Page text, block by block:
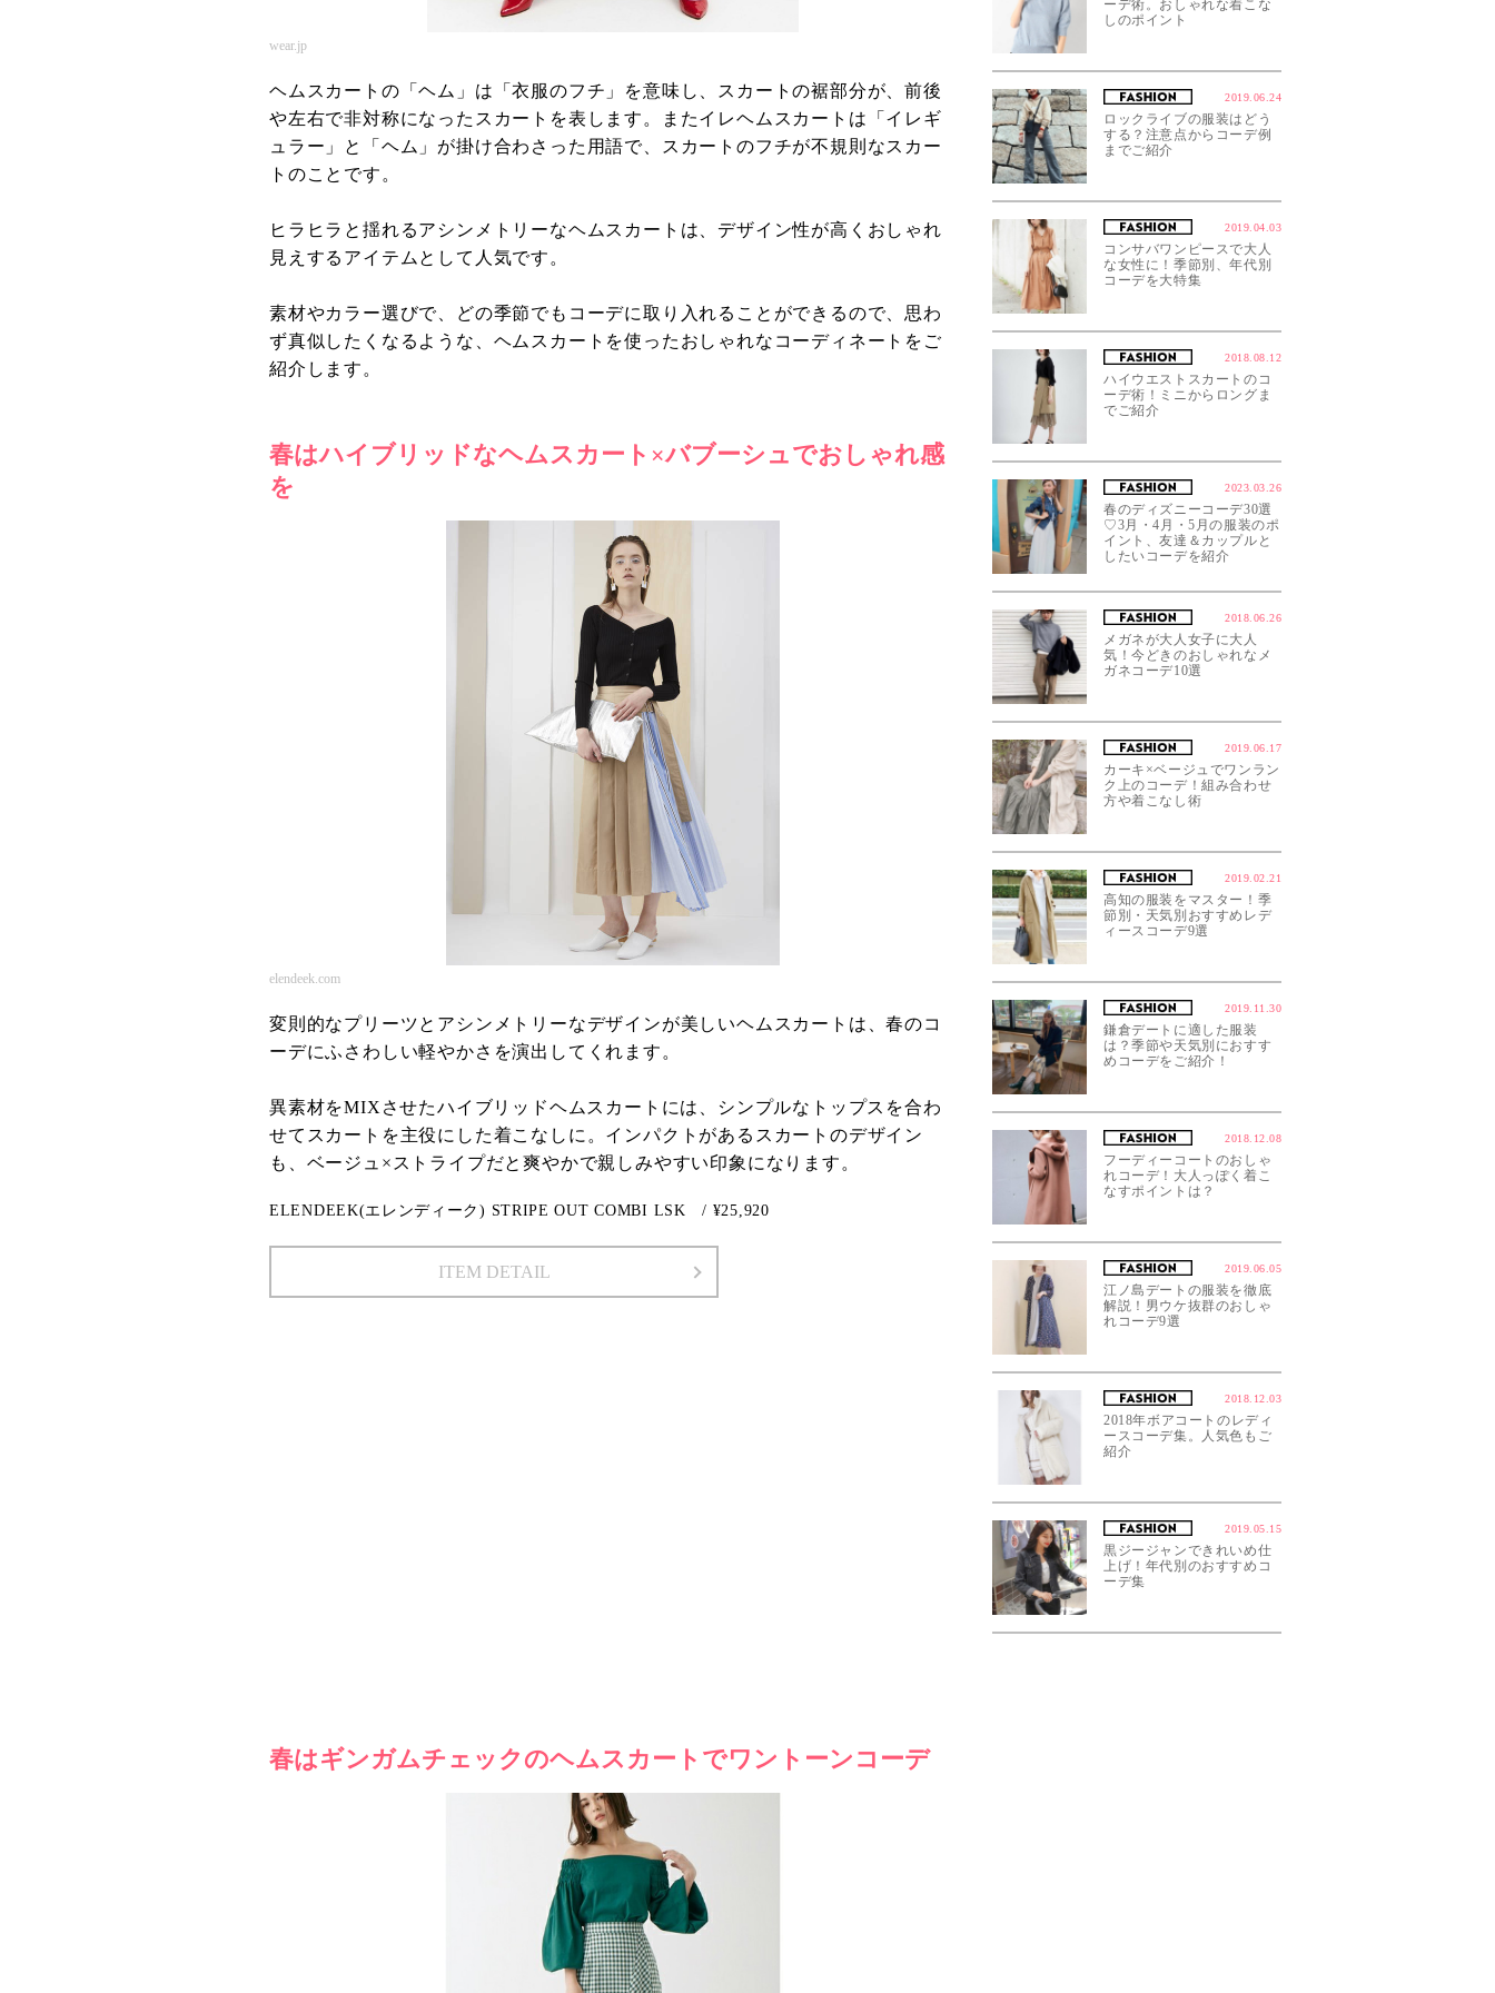
wear.jp
ヘムスカートの「ヘム」は「衣服のフチ」を意味し、スカートの裾部分が、前後
や左右で非対称になったスカートを表します。またイレヘムスカートは「イレギ
ュラー」と「ヘム」が掛け合わさった用語で、スカートのフチが不規則なスカー
トのことです。
ヒラヒラと揺れるアシンメトリーなヘムスカートは、デザイン性が高くおしゃれ
見えするアイテムとして人気です。
素材やカラー選びで、どの季節でもコーデに取り入れることができるので、思わ
ず真似したくなるような、ヘムスカートを使ったおしゃれなコーディネートをご
紹介します。
春はハイブリッドなヘムスカート×バブーシュでおしゃれ感
を
elendeek.com
変則的なプリーツとアシンメトリーなデザインが美しいヘムスカートは、春のコ
ーデにふさわしい軽やかさを演出してくれます。
異素材をMIXさせたハイブリッドヘムスカートには、シンプルなトップスを合わ
せてスカートを主役にした着こなしに。インパクトがあるスカートのデザイン
も、ベージュ×ストライプだと爽やかで親しみやすい印象になります。
ELENDEEK(エレンディーク) STRIPE OUT COMBI LSK / ¥25,920
ITEM DETAIL
春はギンガムチェックのヘムスカートでワントーンコーデ
ーデ術。おしゃれな着こな
しのポイント
2019.06.24
ロックライブの服装はどう
する？注意点からコーデ例
までご紹介
2019.04.03
コンサバワンピースで大人
な女性に！季節別、年代別
コーデを大特集
2018.08.12
ハイウエストスカートのコ
ーデ術！ミニからロングま
でご紹介
2023.03.26
春のディズニーコーデ30選
♡3月・4月・5月の服装のポ
イント、友達＆カップルと
したいコーデを紹介
2018.06.26
メガネが大人女子に大人
気！今どきのおしゃれなメ
ガネコーデ10選
2019.06.17
カーキ×ベージュでワンラン
ク上のコーデ！組み合わせ
方や着こなし術
2019.02.21
高知の服装をマスター！季
節別・天気別おすすめレデ
ィースコーデ9選
2019.11.30
鎌倉デートに適した服装
は？季節や天気別におすす
めコーデをご紹介！
2018.12.08
フーディーコートのおしゃ
れコーデ！大人っぽく着こ
なすポイントは？
2019.06.05
江ノ島デートの服装を徹底
解説！男ウケ抜群のおしゃ
れコーデ9選
2018.12.03
2018年ボアコートのレディ
ースコーデ集。人気色もご
紹介
2019.05.15
黒ジージャンできれいめ仕
上げ！年代別のおすすめコ
ーデ集